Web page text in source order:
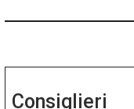
Consiglieri